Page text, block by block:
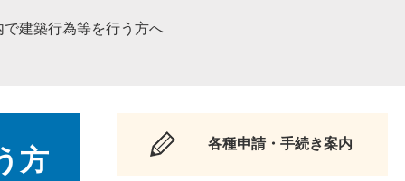
建築行為等を行う方へ
方
各種申請・手続き案内